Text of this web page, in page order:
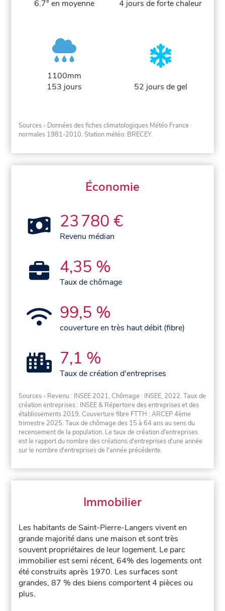
6.7° en moyenne 4 jours de forte chaleur
1100mm
153 jours
52 jours de gel
Sources - Données des fiches climatologiques Météo France ·
normales 1981-2010. Station météo: BRECEY.
Économie
23 780 €
Revenu médian
4,35 %
Taux de chômage
99,5 %
couverture en très haut débit (fibre)
7,1 %
Taux de création d'entreprises
Sources - Revenu : INSEE 2021, Chômage : INSEE, 2022. Taux de
création entreprises : INSEE & Répertoire des entreprises et des
établissements 2019. Couverture fibre FTTH : ARCEP 4ème
trimestre 2025. Taux de chômage des 15 à 64 ans au sens du
recensement de la population. Le taux de création d'entreprises
est le rapport du nombre des créations d'entreprises d'une année
sur le nombre d'entreprises de l'année précédente.
Immobilier
Les habitants de Saint-Pierre-Langers vivent en
grande majorité dans une maison et sont très
souvent propriétaires de leur logement. Le parc
immobilier est semi récent, 64% des logements ont
été construits après 1970. Les surfaces sont
grandes, 87 % des biens comportent 4 pièces ou
plus.